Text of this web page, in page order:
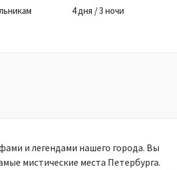
4 дня / 3 ночи
и легендами нашего города. Вы
мистические места Петербурга.